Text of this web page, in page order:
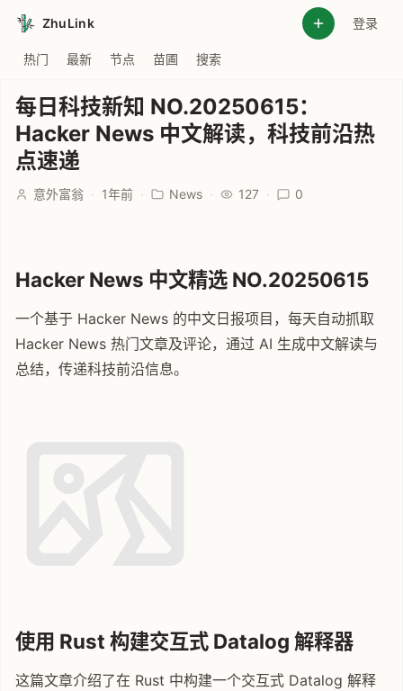
ZhuLink 登录
热门 最新 节点 苗圃 搜索
每日科技新知 NO.20250615：
Hacker News 中文解读，科技前沿热
点速递
意外富翁 · 1年前 · News · 127 · 0
Hacker News 中文精选 NO.20250615
一个基于 Hacker News 的中文日报项目，每天自动抓取
Hacker News 热门文章及评论，通过 AI 生成中文解读与
总结，传递科技前沿信息。
使用 Rust 构建交互式 Datalog 解释器
这篇文章介绍了在 Rust 中构建一个交互式 Datalog 解释